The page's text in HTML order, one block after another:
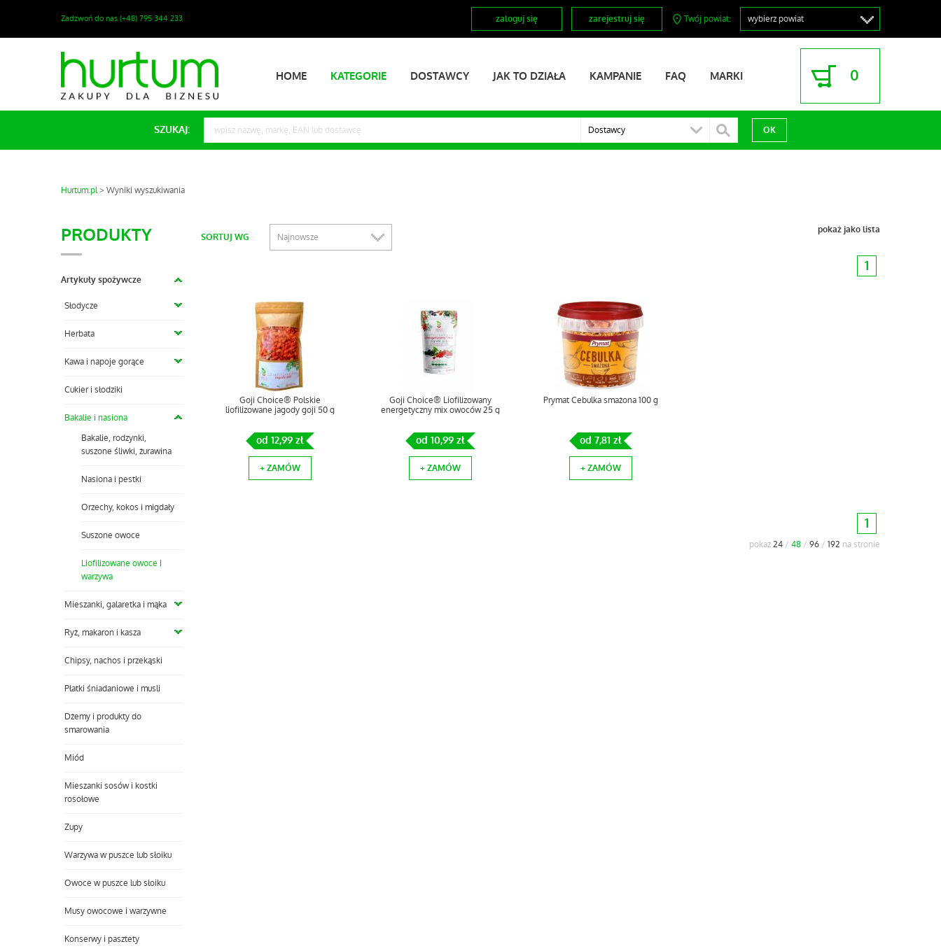
Twój powiat:
zaloguj się zarejestruj się
Zadzwoń do nas (+48) 795 344 233
HOME KATEGORIE DOSTAWCY JAK TO DZIAŁA KAMPANIE FAQ MARKI 0
SZUKAJ: Dostawcy
Hurtum.pl Wyniki wyszukiwania
PRODUKTY
Artykuły spożywcze
Słodycze
Herbata
Kawa i napoje gorące
Cukier i słodziki
Bakalie i nasiona
Bakalie, rodzynki,
suszone śliwki, żurawina
Nasiona i pestki
Orzechy, kokos i migdały
Suszone owoce
Liofilizowane owoce i
warzywa
Mieszanki, galaretka i mąka
Ryż, makaron i kasza
Chipsy, nachos i przekąski
Płatki śniadaniowe i musli
Dżemy i produkty do
smarowania
Miód
Mieszanki sosów i kostki
rosołowe
Zupy
Warzywa w puszce lub słoiku
Owoce w puszce lub słoiku
Musy owocowe i warzywne
Konserwy i pasztety
pokaż jako lista
SORTUJ WG Najnowsze
1
Goji Choice® Polskie
liofilizowane jagody goji 50 g
od 12,99 zł
+ ZAMÓW
Goji Choice® Liofilizowany
energetyczny mix owoców 25 g
od 10,99 zł
+ ZAMÓW
Prymat Cebulka smażona 100 g
od 7,81 zł
+ ZAMÓW
1
pokaż24 / 48 / 96 / 192 na stronie